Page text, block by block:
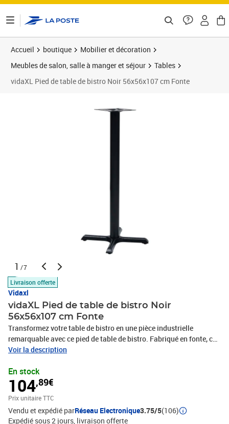
Accueil boutique
Mobilier et décoration
Meubles de salon, salle à manger et séjour
Tables
vidaXL Pied de table de bistro Noir 56x56x107 cm Fonte
1 /7
Livraison offerte
Vidaxl
vidaXL Pied de table de bistro Noir
56x56x107 cm Fonte
Transformez votre table de bistro en une pièce industrielle
remarquable avec ce pied de table de bistro. Fabriqué en fonte, ce
pied de table est robuste et stable. Avec le trou pré-percé sur la
installer sur le dessus de table. Remarque : la livraison ne contient
que le pied de table, le dessus de table n’est pas inclus.Couleur :
noirMatériau : fonte Dimensions : 56 x 56 x 107 cm (L x l x
H)L'assemblage est requis
Voir la description
En stock
104,89€
Prix unitaire TTC
Vendu et expédié parRéseau Electronique3.75/5(106)
Expédié sous 2 jours livraison offerte